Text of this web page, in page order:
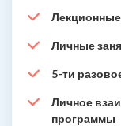
Лекционные
Личные
5-ти
Личное
программы